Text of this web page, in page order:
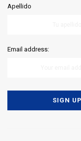
Apellido
Email address: